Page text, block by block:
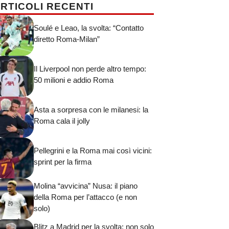
RECENTI
Soulé e Leao, la svolta: “Contatto
diretto Roma-Milan”
Il Liverpool non perde altro tempo:
50 milioni e addio Roma
Asta a sorpresa con le milanesi: la
Roma cala il jolly
Pellegrini e la Roma mai così vicini:
sprint per la firma
Molina “avvicina” Nusa: il piano
della Roma per l’attacco (e non
solo)
Blitz a Madrid per la svolta: non solo